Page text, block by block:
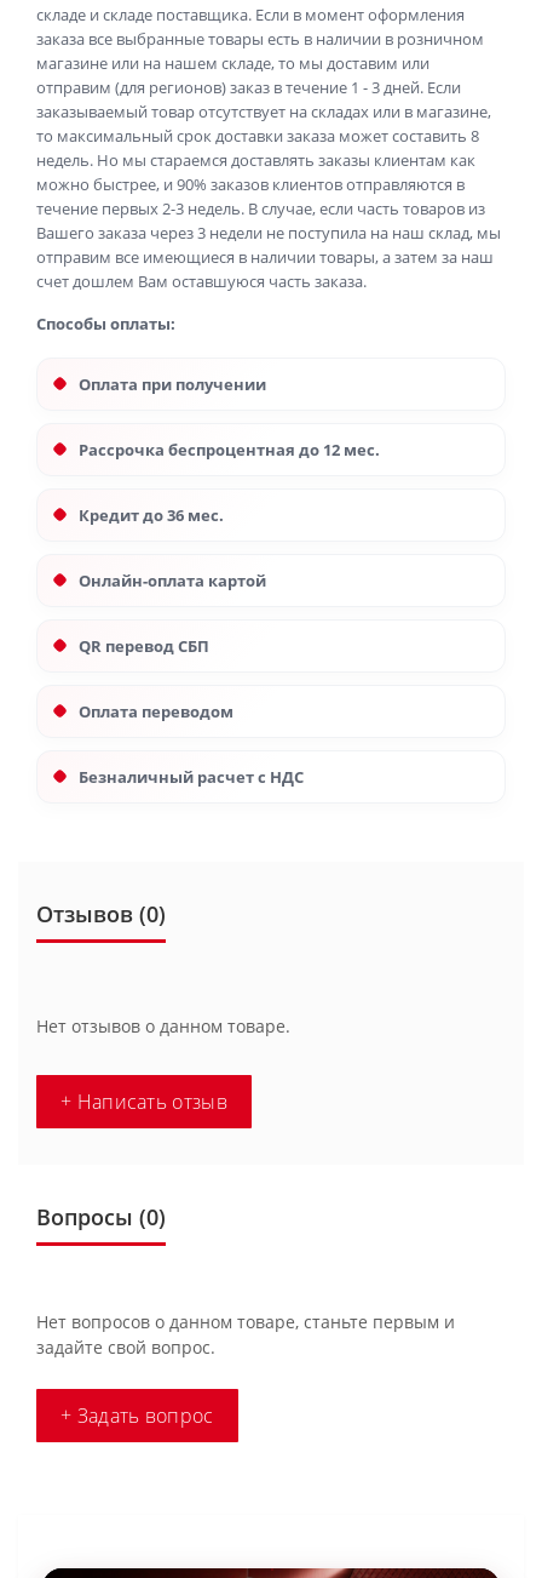
складе и складе поставщика. Если в момент оформления
заказа все выбранные товары есть в наличии в розничном
магазине или на нашем складе, то мы доставим или
отправим (для регионов) заказ в течение 1 - 3 дней. Если
заказываемый товар отсутствует на складах или в магазине,
то максимальный срок доставки заказа может составить 8
недель. Но мы стараемся доставлять заказы клиентам как
можно быстрее, и 90% заказов клиентов отправляются в
течение первых 2-3 недель. В случае, если часть товаров из
Вашего заказа через 3 недели не поступила на наш склад, мы
отправим все имеющиеся в наличии товары, а затем за наш
счет дошлем Вам оставшуюся часть заказа.
Способы оплаты:
Оплата при получении
Рассрочка беспроцентная до 12 мес.
Кредит до 36 мес.
Онлайн-оплата картой
QR перевод СБП
Оплата переводом
Безналичный расчет с НДС
Отзывов (0)
Нет отзывов о данном товаре.
+ Написать отзыв
Вопросы (0)
Нет вопросов о данном товаре, станьте первым и
задайте свой вопрос.
+ Задать вопрос